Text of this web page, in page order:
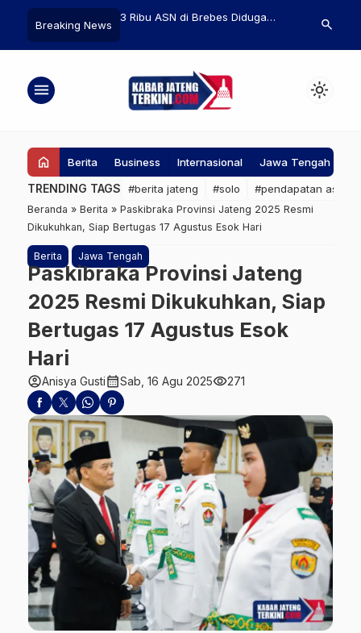
Breaking News
Pendidikan
3 Ribu ASN di Brebes Diduga
Input Presensi Jarak Jauh
KPK
Manjakan
search
menu light_mode
home Berita Business Internasional Jawa Tengah
TRENDING TAGS #berita jateng #solo #pendapatan asli
Beranda » Berita » Paskibraka Provinsi Jateng 2025 Resmi
Dikukuhkan, Siap Bertugas 17 Agustus Esok Hari
Berita Jawa Tengah
Paskibraka Provinsi Jateng
2025 Resmi Dikukuhkan, Siap
Bertugas 17 Agustus Esok
Hari
account_circleAnisya Gusticalendar_monthSab, 16 Agu 2025visibility271